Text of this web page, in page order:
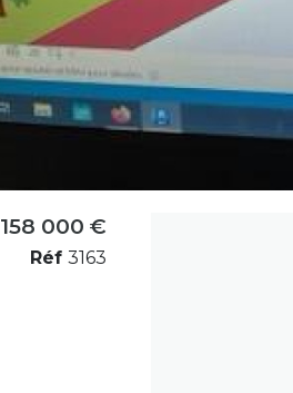
158 000 €
Réf 3163